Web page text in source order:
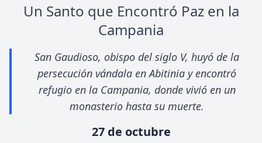
Un Santo que Encontró Paz en la
Campania
San Gaudioso, obispo del siglo V, huyó de la
persecución vándala en Abitinia y encontró
refugio en la Campania, donde vivió en un
monasterio hasta su muerte.
27 de octubre